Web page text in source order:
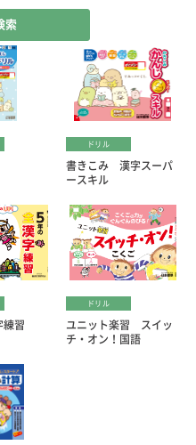
索
ドリル
書きこみ 漢字スーパ
ースキル
練習
ドリル
ユニット楽習 スイッ
チ・オン！国語